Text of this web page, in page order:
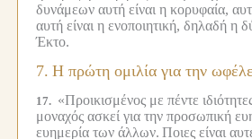
δυνάμεων αυτή είναι η κορυφαία,
αυτή είναι η ενοποιητική, δηλαδή η
Έκτο.
7. Η πρώτη ομιλία για την
17. «Προικισμένος με πέντε
μοναχός ασκεί για την προσωπική
ευημερία των άλλων. Ποιες είναι